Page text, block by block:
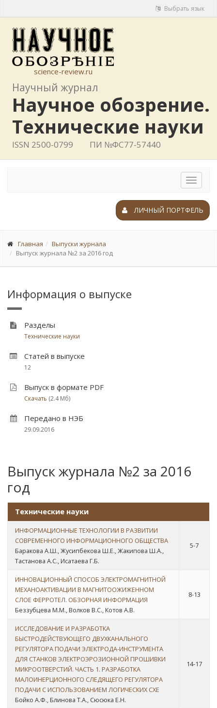
Выбрать язык
science-review.ru
Научный журнал
Научное обозрение.
Технические науки
ISSN 2500-0799 ПИ №ФС77-57440
Toggle
ЛИЧНЫЙ ПОРТФЕЛЬ
Главная
Выпуски журнала
Выпуск журнала №2 за 2016 год
Информация о выпуске
Разделы
Технические науки
Статей в выпуске
12
Выпуск в формате PDF
Скачать (2.4 Мб)
Передано в НЭБ
29.09.2016
Выпуск журнала №2 за 2016
год
Технические науки
ИНФОРМАЦИОННЫЕ ТЕХНОЛОГИИ В РАЗВИТИИ
СОВРЕМЕННОГО ИНФОРМАЦИОННОГО ОБЩЕСТВА
Баракова А.Ш., Жусипбекова Ш.Е., Жакипова Ш.А.,
Тастанова А.С., Исатаева Г.Б.
5-7
ИННОВАЦИОННЫЙ СПОСОБ ЭЛЕКТРОМАГНИТНОЙ
МЕХАНОАКТИВАЦИИ В МАГНИТООЖИЖЕННОМ
СЛОЕ ФЕРРОТЕЛ. ОБЗОРНАЯ ИНФОРМАЦИЯ
Беззубцева М.М., Волков В.С., Котов А.В.
8-13
ИССЛЕДОВАНИЕ И РАЗРАБОТКА
БЫСТРОДЕЙСТВУЮЩЕГО ДВУХКАНАЛЬНОГО
РЕГУЛЯТОРА ПОДАЧИ ЭЛЕКТРОДА-ИНСТРУМЕНТА
ДЛЯ СТАНКОВ ЭЛЕКТРОЭРОЗИОННОЙ ПРОШИВКИ
МИКРООТВЕРСТИЙ. ЧАСТЬ 1. РАЗРАБОТКА
МАЛОИНЕРЦИОННОГО СЛЕДЯЩЕГО РЕГУЛЯТОРА
ПОДАЧИ С ИСПОЛЬЗОВАНИЕМ ЛОГИЧЕСКИХ СХЕ
Бойко А.Ф., Блинова Т.А., Сюсюка Е.Н.
14-17